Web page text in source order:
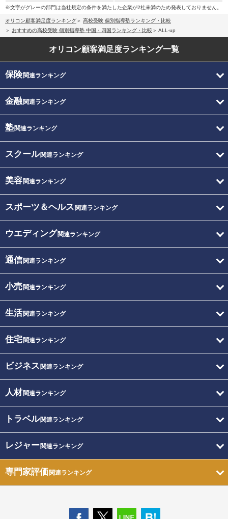
※文字がグレーの部門は当社規定の条件を満たした企業が2社未満のため発表しておりません。
オリコン顧客満足度ランキング
高校受験 個別指導塾ランキング・比較
おすすめの高校受験 個別指導塾 中国・四国ランキング・比較
ALL-up
オリコン顧客満足度ランキング一覧
保険関連ランキング
金融関連ランキング
塾関連ランキング
スクール関連ランキング
美容関連ランキング
スポーツ＆ヘルス 関連ランキング
ウエディング関連ランキング
通信関連ランキング
小売関連ランキング
生活関連ランキング
住宅関連ランキング
ビジネス 関連ランキング
人材関連ランキング
トラベル関連ランキング
レジャー関連ランキング
専門家評価関連ランキング